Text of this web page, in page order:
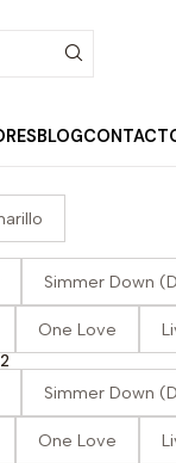
BLOG
II
II
Simmer Down
One Love
Simmer Down
One Love